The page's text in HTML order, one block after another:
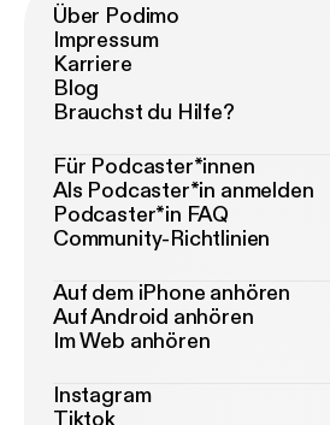
Über Podimo
Impressum
Karriere
Blog
Brauchst du Hilfe?
Für Podcaster*innen
Als Podcaster*in anmelden
Podcaster*in FAQ
Community-Richtlinien
Auf dem iPhone anhören
Auf Android anhören
Im Web anhören
Instagram
Tiktok